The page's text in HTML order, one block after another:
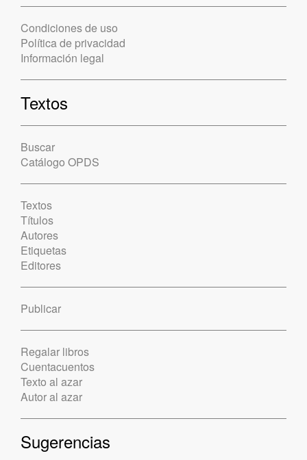
Condiciones de uso
Política de privacidad
Información legal
Textos
Buscar
Catálogo OPDS
Textos
Títulos
Autores
Etiquetas
Editores
Publicar
Regalar libros
Cuentacuentos
Texto al azar
Autor al azar
Sugerencias